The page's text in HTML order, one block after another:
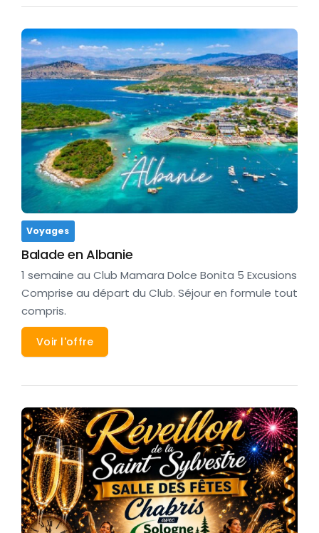
Voyages
Balade en Albanie
1 semaine au Club Mamara Dolce Bonita 5 Excusions
Comprise au départ du Club. Séjour en formule tout
compris.
Voir l'offre